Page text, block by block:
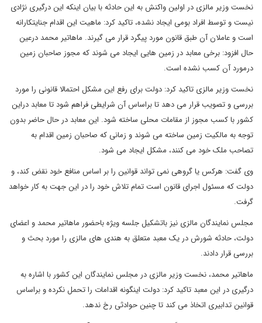
نخست وزیر مالزی در اولین واکنش به این حادثه با بیان اینکه این درگیری نژادی
نیست و توسط افراد بومی ایجاد نشده، تاکید کرد: ماهیت این اقدام جنایتکارانه
است و عاملان آن طبق قانون مورد پیگرد قرار می گیرند. ماهاتیر محمد درعین
حال افزود: برخی معابد در زمین هایی ایجاد می شوند که مجوز صاحبان زمین
درمورد آن کسب نشده است.
نخست وزیر مالزی تاکید کرد: دولت برای رفع این مشکل احتمالا قانونی را مورد
بررسی و تصویب قرار می دهد تا براساس آن شرایطی فراهم شود تا معابد دراین
کشور با کسب مجوز از مقامات محلی ساخته شود. این معابد در حال حاضر بدون
توجه به مالکیت زمین ساخته می شوند و زمانی که صاحبان زمین اقدام به
تصاحب ملک خود می کنند، مشکل ایجاد می شود.
وی گفت: هرکس یا گروهی نمی تواند قوانین را بر اساس منافع خود نقض کند، و
دولت که مسئول اجرای قانون است تمام تلاش خود را در این جهت به کار خواهد
گرفت.
مجلس نمایندگان مالزی نیز باتشکیل جلسه ویژه باحضور ماهاتیر محمد و اعضای
دولت، حادثه شورش در یک معبد متعلق به هندی های مالزی را مورد بحث و
بررسی قرار دادند.
ماهاتیر محمد، نخست وزیر مالزی در مجلس نمایندگان این کشور با اشاره به
درگیری در این معبد تاکید کرد: دولت اینگونه اقدامات را تحمل نکرده و براساس
قوانین تدابیری اتخاذ می کند تا چنین حوادثی رخ ندهد.